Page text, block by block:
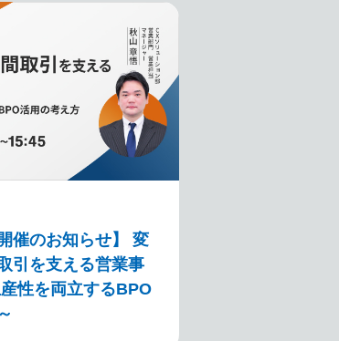
催のお知らせ】 変
引を支える営業事
性を両立するBPO